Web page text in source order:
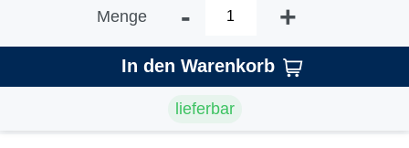
Menge - +
In den Warenkorb
lieferbar